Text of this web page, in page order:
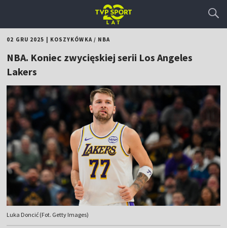
02 GRU 2025 KOSZYKÓWKA/ NBA
NBA. Koniec zwycięskiej serii Los Angeles
Lakers
Luka Doncić (Fot. Getty Images)